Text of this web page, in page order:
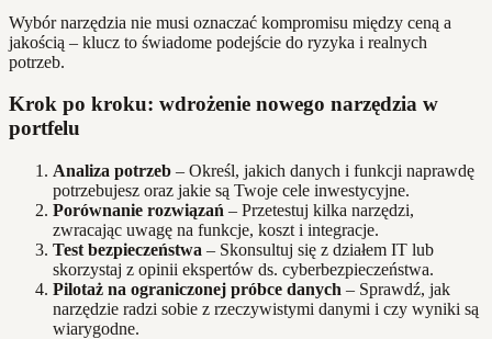
Wybór narzędzia nie musi oznaczać kompromisu między ceną a
jakością – klucz to świadome podejście do ryzyka i realnych
potrzeb.
Krok po kroku: wdrożenie nowego narzędzia w
portfelu
Analiza potrzeb – Określ, jakich danych i funkcji naprawdę
potrzebujesz oraz jakie są Twoje cele inwestycyjne.
Porównanie rozwiązań – Przetestuj kilka narzędzi,
zwracając uwagę na funkcje, koszt i integracje.
Test bezpieczeństwa – Skonsultuj się z działem IT lub
skorzystaj z opinii ekspertów ds. cyberbezpieczeństwa.
Pilotaż na ograniczonej próbce danych – Sprawdź, jak
narzędzie radzi sobie z rzeczywistymi danymi i czy wyniki są
wiarygodne.